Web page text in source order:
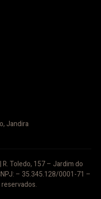
Jandira
Toledo, 157 – Jardim do
– 35.345.128/0001-71 –